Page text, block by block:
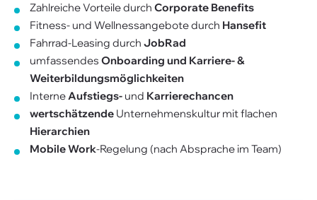
Zahlreiche Vorteile durch Corporate Benefits
Fitness- und Wellnessangebote durch Hansefit
Fahrrad-Leasing durch JobRad
umfassendes Onboarding und Karriere- &
Weiterbildungsmöglichkeiten
InterneAufstiegs- und Karrierechancen
wertschätzende Unternehmenskultur mit flachen
Hierarchien
Mobile Work-Regelung (nach Absprache im Team)